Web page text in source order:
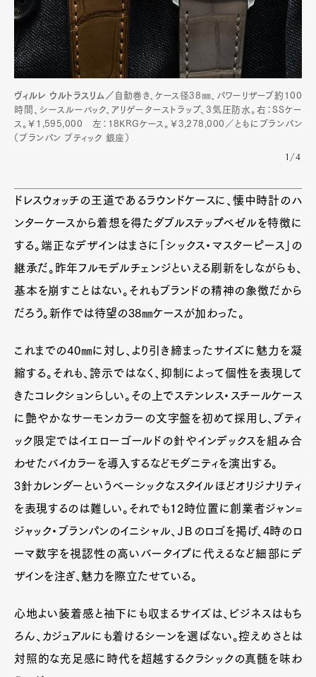
ProductCulture Lifestyle
Pen Membership
Magazine
Official Columnist
About
Pen Meet
Pen international Pen tw
ヴィルレ ウルトラスリム／ 自動巻き、ケース径38㎜、パワーリザーブ約100
時間、シースルーバック、アリゲーターストラップ、3気圧防水。右：SSケー
ス。￥1,595,000 左：18KRGケース。￥3,278,000／ともにブランパン
（ブランパン ブティック 銀座）
1/4
ドレスウォッチの王道であるラウンドケースに、懐中時計のハ
ンターケースから着想を得たダブルステップベゼルを特徴に
する。端正なデザインはまさに「シックス・マスターピース」の
継承だ。昨年フルモデルチェンジといえる刷新をしながらも、
基本を崩すことはない。それもブランドの精神の象徴だから
だろう。新作では待望の38㎜ケースが加わった。
これまでの40㎜に対し、より引き締まったサイズに魅力を凝
縮する。それも、誇示ではなく、抑制によって個性を表現して
きたコレクションらしい。その上でステンレス・スチールケース
に艶やかなサーモンカラーの文字盤を初めて採用し、ブティ
ック限定ではイエローゴールドの針やインデックスを組み合
わせたバイカラーを導入するなどモダニティを演出する。
3針カレンダーというベーシックなスタイルほどオリジナリティ
を表現するのは難しい。それでも12時位置に創業者ジャン=
ジャック・ブランパンのイニシャル、ＪＢのロゴを掲げ、4時のロ
ーマ数字を視認性の高いバータイプに代えるなど細部にデ
ザインを注ぎ、魅力を際立たせている。
心地よい装着感と袖下にも収まるサイズは、ビジネスはもち
ろん、カジュアルにも着けるシーンを選ばない。控えめさとは
対照的な充足感に時代を超越するクラシックの真髄を味わ